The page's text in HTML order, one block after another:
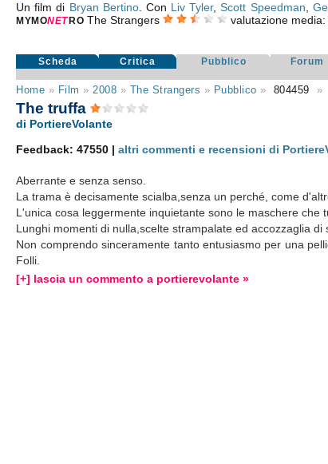
Un film di Bryan Bertino. Con Liv Tyler,Scott Speedman
MYMONET RO The Strangers valutazione media:
Scheda Critica Pubblico Forum
Home » Film » 2008 » The Strangers » Pubblico » 804459 »
The truffa
di PortiereVolante
Feedback: 47550 |altri commenti e recensioni di
Aberrante e senza senso.
La trama è decisamente scialba,senza un perché, come
L'unica cosa leggermente inquietante sono le maschere che
Lunghi momenti di nulla,scelte strampalate ed accozzaglia di
Non comprendo sinceramente tanto entusiasmo per una
Folli.
[+] lascia un commento a portierevolante »